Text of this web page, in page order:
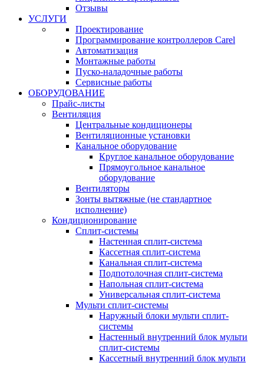
Отзывы
УСЛУГИ
Проектирование
Программирование контроллеров Carel
Автоматизация
Монтажные работы
Пуско-наладочные работы
Сервисные работы
ОБОРУДОВАНИЕ
Прайс-листы
Вентиляция
Центральные кондиционеры
Вентиляционные установки
Канальное оборудование
Круглое канальное оборудование
Прямоугольное канальное
оборудование
Вентиляторы
Зонты вытяжные (не стандартное
исполнение)
Кондиционирование
Сплит-системы
Настенная сплит-система
Кассетная сплит-система
Канальная сплит-система
Подпотолочная сплит-система
Напольная сплит-система
Универсальная сплит-система
Мульти сплит-системы
Наружный блоки мульти сплит-
системы
Настенный внутренний блок мульти
сплит-системы
Кассетный внутренний блок мульти